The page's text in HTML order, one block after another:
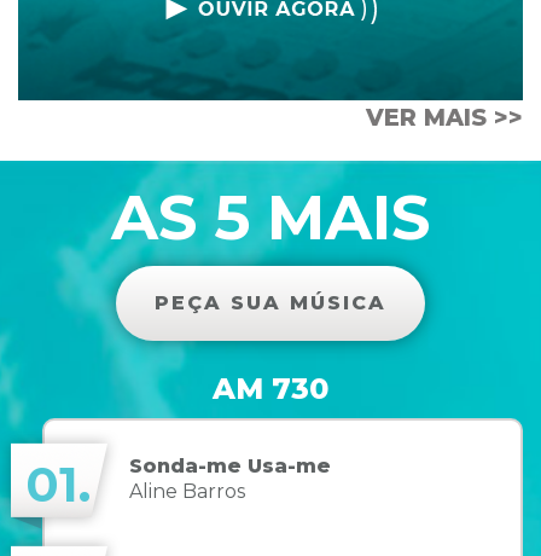
VER MAIS >>
AS 5 MAIS
PEÇA SUA MÚSICA
AM 730
01.
Sonda-me Usa-me
Aline Barros